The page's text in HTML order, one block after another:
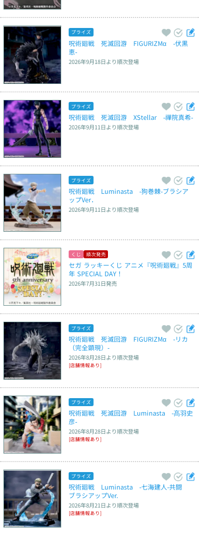
プライズ
呪術廻戦　死滅回游　FIGURIZMα　‐伏黒
恵‐
2026年9月18日より順次登場
プライズ
呪術廻戦　死滅回游　XStellar　‐禪院真希‐
2026年9月11日より順次登場
プライズ
呪術廻戦　Luminasta　‐狗巻棘‐ブラシア
ップVer．
2026年9月11日より順次登場
くじ 順次発売
セガ ラッキーくじ アニメ『呪術廻戦』5周
年 SPECIAL DAY！
2026年7月31日発売
プライズ
呪術廻戦　死滅回游　FIGURIZMα　‐リカ
（完全顕現）‐
2026年8月28日より順次登場
[店舗情報あり]
プライズ
呪術廻戦　死滅回游　Luminasta　‐髙羽史
彦‐
2026年8月28日より順次登場
[店舗情報あり]
プライズ
呪術廻戦　Luminasta　‐七海建人‐共闘
ブラシアップVer.
2026年8月21日より順次登場
[店舗情報あり]